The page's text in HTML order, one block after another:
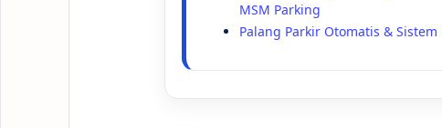
MSM Parking
Palang Parkir Otomatis &